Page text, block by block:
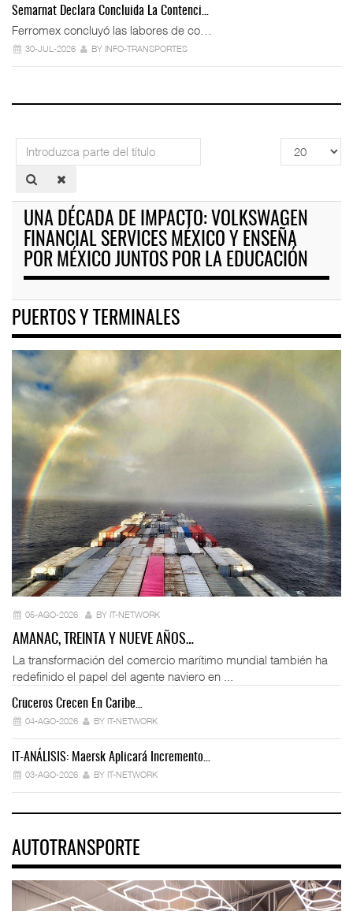
Semarnat Declara Concluida La Contenci…
Ferromex concluyó las labores de co…
30-JUL-2026 BY INFO-TRANSPORTES
Introduzca
parte
del
Cantidad
a
UNA DÉCADA DE IMPACTO: VOLKSWAGEN
FINANCIAL SERVICES MÉXICO Y ENSEÑA
POR MÉXICO JUNTOS POR LA EDUCACIÓN
PUERTOS Y TERMINALES
05-AGO-2026 BY IT-NETWORK
AMANAC, TREINTA Y NUEVE AÑOS…
La transformación del comercio marítimo mundial también ha
redefinido el papel del agente naviero en ...
Cruceros Crecen En Caribe…
04-AGO-2026 BY IT-NETWORK
IT-ANÁLISIS: Maersk Aplicará Incremento…
03-AGO-2026 BY IT-NETWORK
AUTOTRANSPORTE